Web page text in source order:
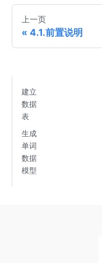
上一页
4.1.前置说明
建立
数据
表
生成
单词
数据
模型